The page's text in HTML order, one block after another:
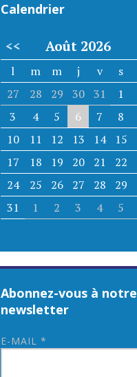
Calendrier
<< Août 2026
l m m j v s
27
28 29 30 31 1
3
4 5 6 7 8
10
11 12 13 14 15
17
18 19 20 21 22
24
25 26 27 28 29
31
1 2 3 4 5
Abonnez-vous à notre
newsletter
E-MAIL*